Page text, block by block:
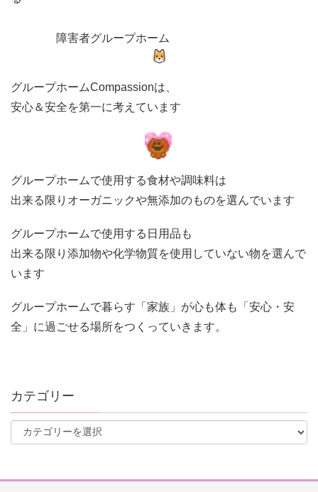
障害者グループホーム
グループホームCompassionは、
安心＆安全を第一に考えています
グループホームで使用する食材や調味料は
出来る限りオーガニックや無添加のものを選んでいます
グループホームで使用する日用品も
出来る限り添加物や化学物質を使用していない物を選んで
います
グループホームで暮らす「家族」が心も体も「安心・安
全」に過ごせる場所をつくっていきます。
カテゴリー